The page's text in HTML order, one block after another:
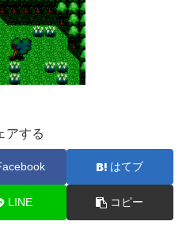
アする
はてブ
LINE コピー